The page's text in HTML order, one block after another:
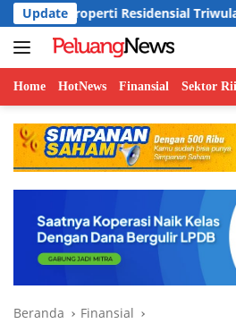
Langsung
ke
konten
Update Triwulan II 2026 Naik
Home HotNews Finansial Sektor
Beranda Finansial